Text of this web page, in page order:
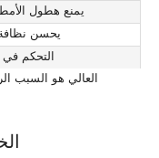
يمنع هطول
يحسن
التحكم في